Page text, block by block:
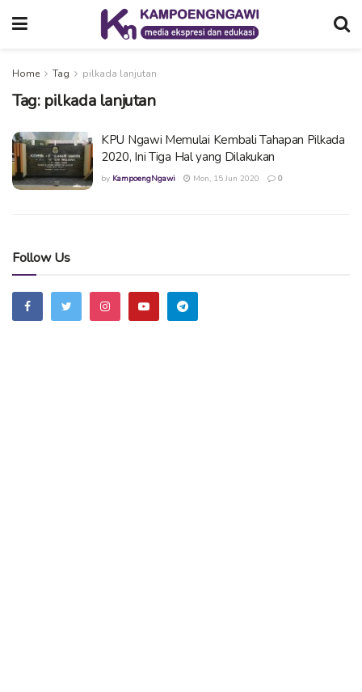
Home Tag pilkada lanjutan
Tag: pilkada lanjutan
KPU Ngawi Memulai Kembali Tahapan Pilkada
2020, Ini Tiga Hal yang Dilakukan
by KampoengNgawi Mon, 15 Jun 2020 0
Follow Us